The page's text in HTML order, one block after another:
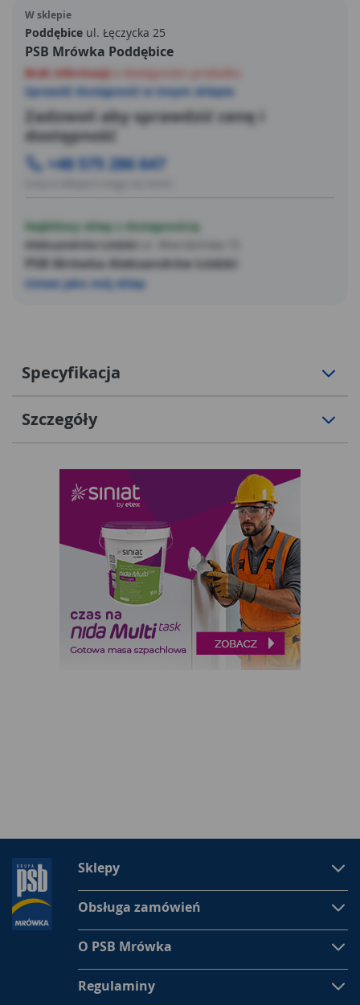
W sklepie
Poddębice ul. Łęczycka 25
PSB Mrówka Poddębice
Brak informacji
Sprawdź dostępność w innym sklepie
Zadzwoń aby sprawdzić cenę i
dostępność
+48 575 286 647
Najbliższy sklep z dostępnością
Aleksandrów Łódzki
PSB Mrówka Aleksandrów Łódzki
Ustaw jako mój sklep
Specyfikacja
Szczegóły
Sklepy
Obsługa zamówień
O PSB Mrówka
Regulaminy